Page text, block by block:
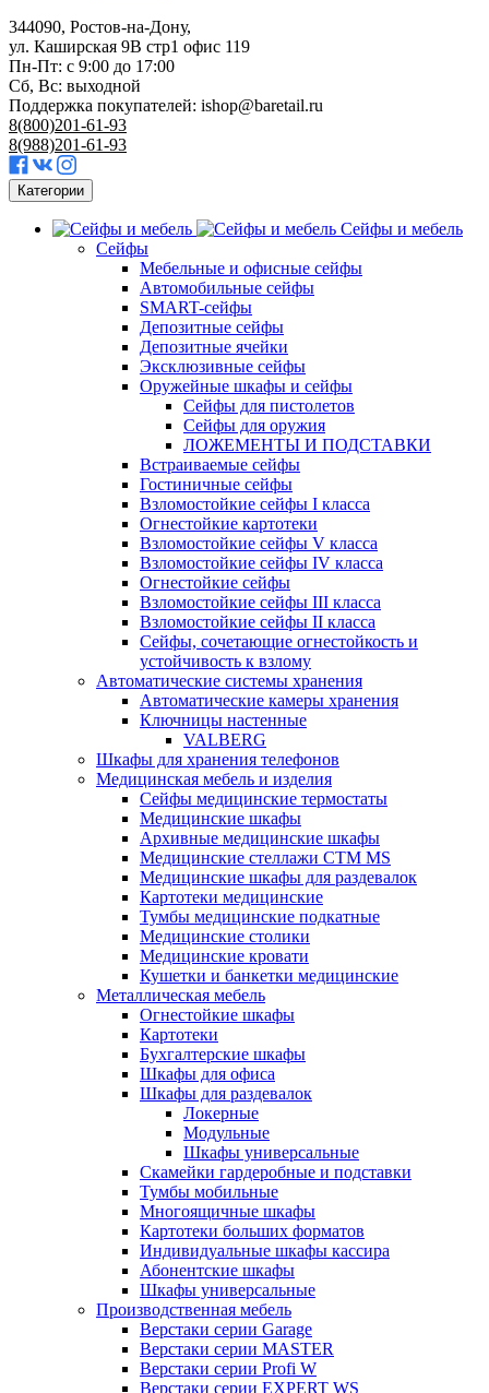
344090, Ростов-на-Дону,
ул. Каширская 9В стр1 офис 119
Пн-Пт: с 9:00 до 17:00
Сб, Вс: выходной
Поддержка покупателей: ishop@baretail.ru
8(800)201-61-93
8(988)201-61-93
Категории
Сейфы и мебель
Сейфы
Мебельные и офисные сейфы
Автомобильные сейфы
SMART-сейфы
Депозитные сейфы
Депозитные ячейки
Эксклюзивные сейфы
Оружейные шкафы и сейфы
Сейфы для пистолетов
Сейфы для оружия
ЛОЖЕМЕНТЫ И ПОДСТАВКИ
Встраиваемые сейфы
Гостиничные сейфы
Взломостойкие сейфы I класса
Огнестойкие картотеки
Взломостойкие сейфы V класса
Взломостойкие сейфы IV класса
Огнестойкие сейфы
Взломостойкие сейфы III класса
Взломостойкие сейфы II класса
Сейфы, сочетающие огнестойкость и
устойчивость к взлому
Автоматические системы хранения
Автоматические камеры хранения
Ключницы настенные
VALBERG
Шкафы для хранения телефонов
Медицинская мебель и изделия
Сейфы медицинские термостаты
Медицинские шкафы
Архивные медицинские шкафы
Медицинские стеллажи CTM MS
Медицинские шкафы для раздевалок
Картотеки медицинские
Тумбы медицинские подкатные
Медицинские столики
Медицинские кровати
Кушетки и банкетки медицинские
Металлическая мебель
Огнестойкие шкафы
Картотеки
Бухгалтерские шкафы
Шкафы для офиса
Шкафы для раздевалок
Локерные
Модульные
Шкафы универсальные
Скамейки гардеробные и подставки
Тумбы мобильные
Многоящичные шкафы
Картотеки больших форматов
Индивидуальные шкафы кассира
Абонентские шкафы
Шкафы универсальные
Производственная мебель
Верстаки серии Garage
Верстаки серии MASTER
Верстаки серии Profi W
Верстаки серии EXPERT WS